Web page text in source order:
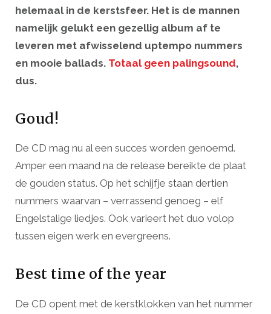
helemaal in de kerstsfeer. Het is de mannen
namelijk gelukt een gezellig album af te
leveren met afwisselend uptempo nummers
en mooie ballads. Totaal geen palingsound,
dus.
Goud!
De CD mag nu al een succes worden genoemd.
Amper een maand na de release bereikte de plaat
de gouden status. Op het schijfje staan dertien
nummers waarvan – verrassend genoeg – elf
Engelstalige liedjes. Ook varieert het duo volop
tussen eigen werk en evergreens.
Best time of the year
De CD opent met de kerstklokken van het nummer